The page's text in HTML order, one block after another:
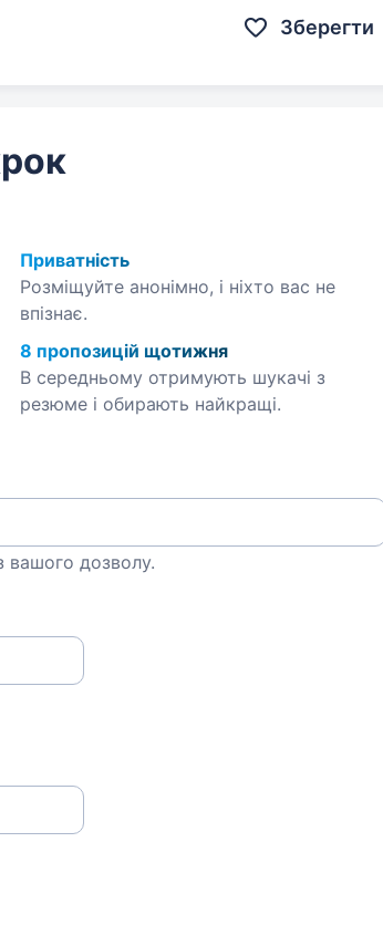
Зберегти
Приватність
Розміщуйте анонімно, і ніхто вас не
впізнає.
8 пропозицій щотижня
В середньому отримують шукачі з
резюме і обирають найкращі.
вашого дозволу.